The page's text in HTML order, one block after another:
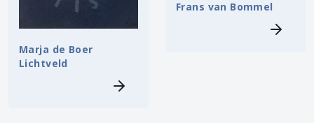
Marja de Boer
Lichtveld
Frans van Bommel